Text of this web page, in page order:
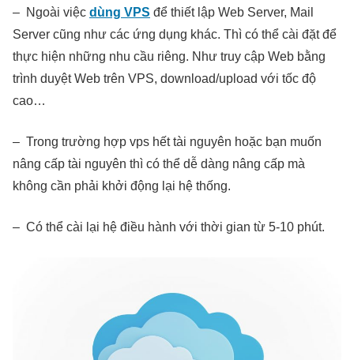
– Ngoài việc dùng VPS để thiết lập Web Server, Mail
Server cũng như các ứng dụng khác. Thì có thể cài đặt để
thực hiện những nhu cầu riêng. Như truy cập Web bằng
trình duyệt Web trên VPS, download/upload với tốc độ
cao…
– Trong trường hợp vps hết tài nguyên hoặc bạn muốn
nâng cấp tài nguyên thì có thể dễ dàng nâng cấp mà
không cần phải khởi động lại hệ thống.
– Có thể cài lại hệ điều hành với thời gian từ 5-10 phút.